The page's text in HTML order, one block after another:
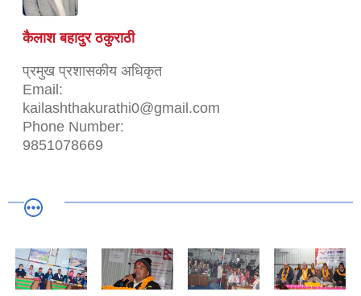
कैलाश बहादुर ठकुराठी
प्रमुख प्रशासकीय अधिकृत
Email:
kailashthakurathi0@gmail.com
Phone Number:
9851078669